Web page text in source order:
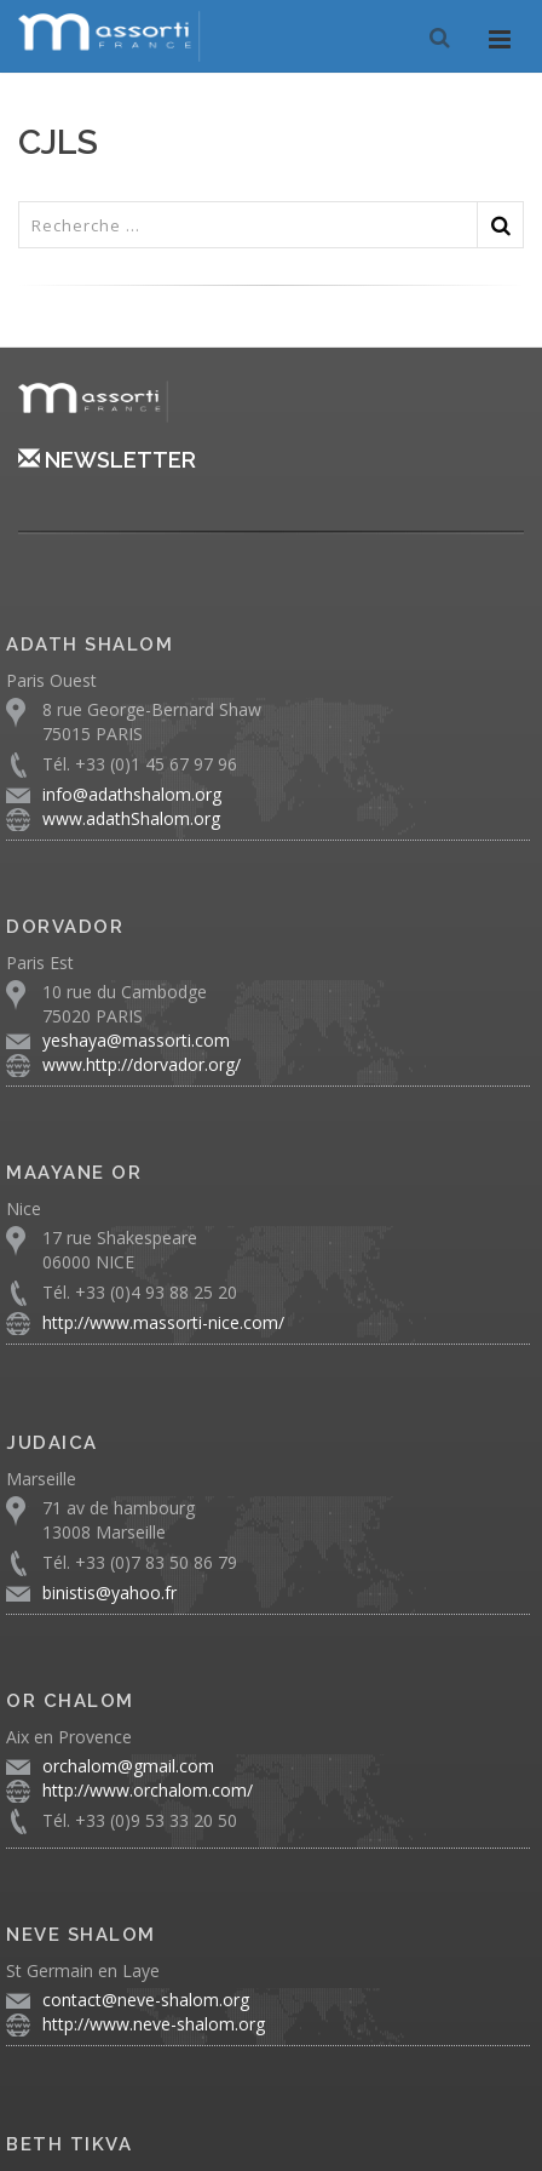
CJLS
NEWSLETTER
ADATH SHALOM
Paris Ouest
8 rue George-Bernard Shaw
75015 PARIS
Tél. +33 (0)1 45 67 97 96
info@adathshalom.org
www.adathShalom.org
DORVADOR
Paris Est
10 rue du Cambodge
75020 PARIS
yeshaya@massorti.com
www.http://dorvador.org/
MAAYANE OR
Nice
17 rue Shakespeare
06000 NICE
Tél. +33 (0)4 93 88 25 20
http://www.massorti-nice.com/
JUDAICA
Marseille
71 av de hambourg
13008 Marseille
Tél. +33 (0)7 83 50 86 79
binistis@yahoo.fr
OR CHALOM
Aix en Provence
orchalom@gmail.com
http://www.orchalom.com/
Tél. +33 (0)9 53 33 20 50
NEVE SHALOM
St Germain en Laye
contact@neve-shalom.org
http://www.neve-shalom.org
BETH TIKVA